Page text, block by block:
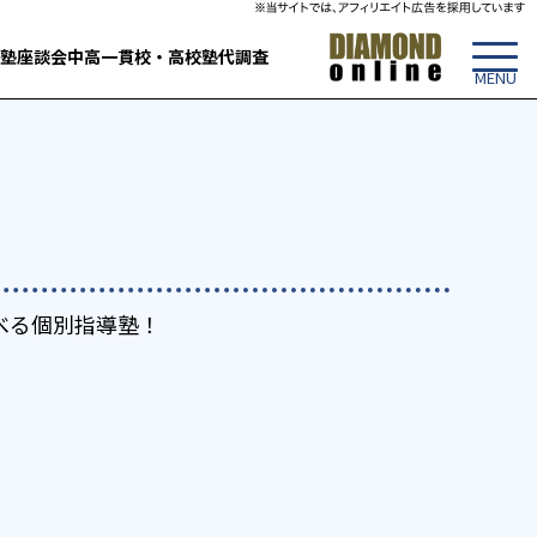
座談会中高一貫校・高校塾代調査
個別指導塾！